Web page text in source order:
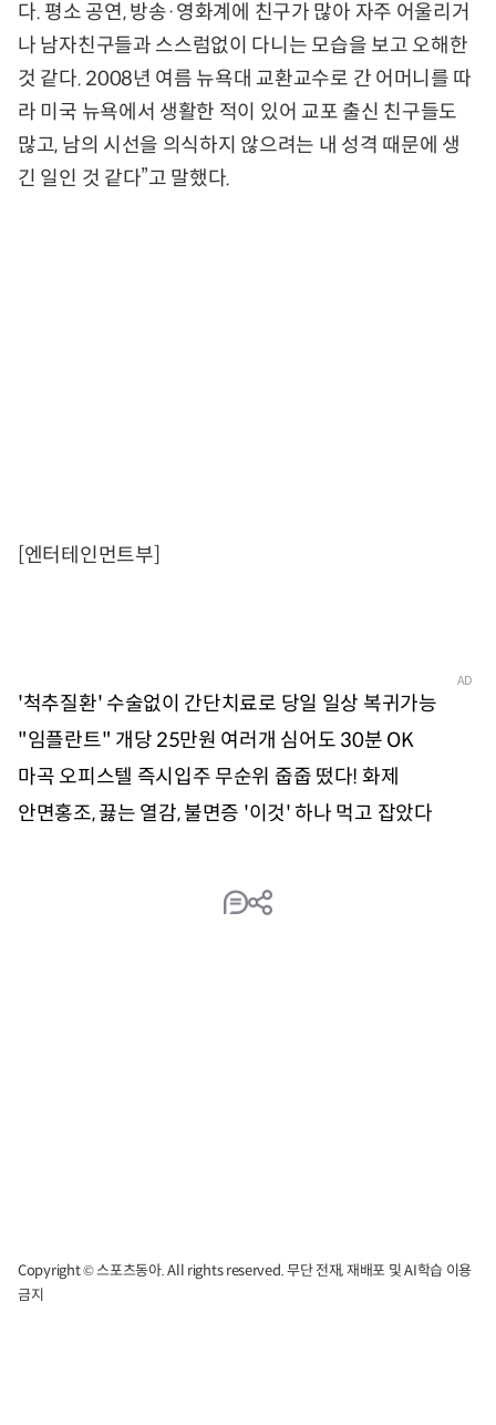
다. 평소 공연, 방송·영화계에 친구가 많아 자주 어울리거
나 남자친구들과 스스럼없이 다니는 모습을 보고 오해한
것 같다. 2008년 여름 뉴욕대 교환교수로 간 어머니를 따
라 미국 뉴욕에서 생활한 적이 있어 교포 출신 친구들도
많고, 남의 시선을 의식하지 않으려는 내 성격 때문에 생
긴 일인 것 같다”고 말했다.
[엔터테인먼트부]
Copyright © 스포츠동아. All rights reserved. 무단 전재, 재배포 및 AI학습 이용
금지